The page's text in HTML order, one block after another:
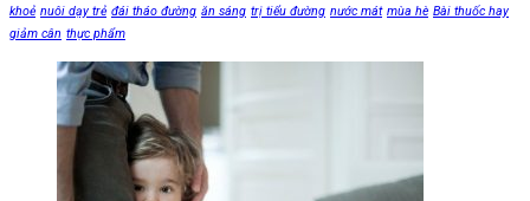
khoẻ nuôi dạy trẻ đái tháo đường ăn sáng trị tiểu đường nước mát mùa hè Bài thuốc hay
giảm cân thực phẩm